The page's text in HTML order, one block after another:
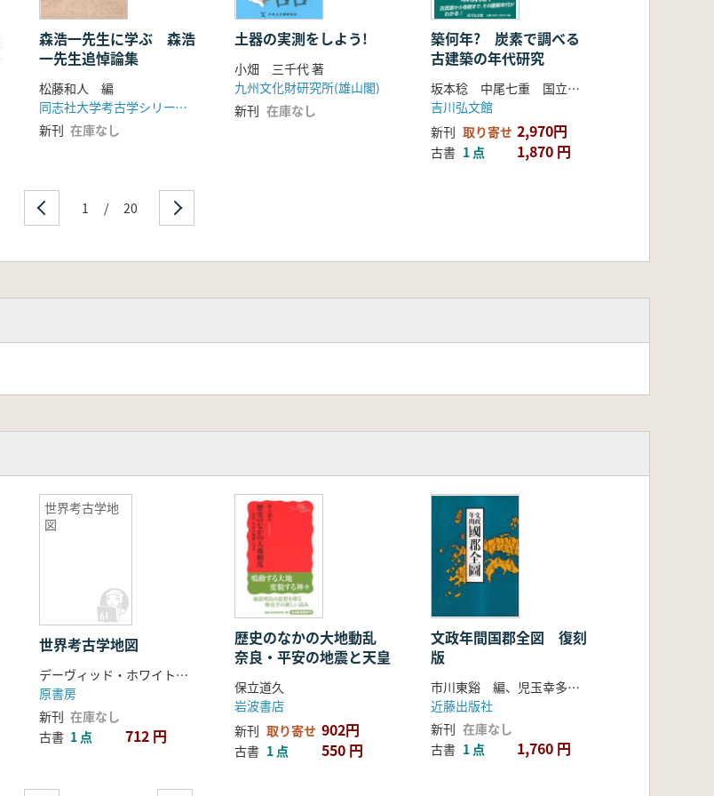
森浩一先生に学ぶ 森浩
一先生追悼論集
松藤和人 編
同志社大学考古学シリーズ刊行会
新刊 在庫なし
土器の実測をしよう!
小畑 三千代 著
九州文化財研究所(雄山閣)
新刊 在庫なし
築何年? 炭素で調べる
古建築の年代研究
坂本稔 中尾七重 国立歴史民俗博物館 編
吉川弘文館
新刊 取り寄せ 2,970円
古書 1 点 1,870 円
1 / 20
世界考古学地
図
世界考古学地図
デーヴィッド・ホワイトハウス, ルース・ホワイトハウス 著
原書房
新刊 在庫なし
古書 1 点 712 円
歴史のなかの大地動乱
奈良・平安の地震と天皇
保立道久
岩波書店
新刊 取り寄せ 902円
古書 1 点 550 円
文政年間国郡全図 復刻
版
市川東谿 編、児玉幸多 解説
近藤出版社
新刊 在庫なし
古書 1 点 1,760 円